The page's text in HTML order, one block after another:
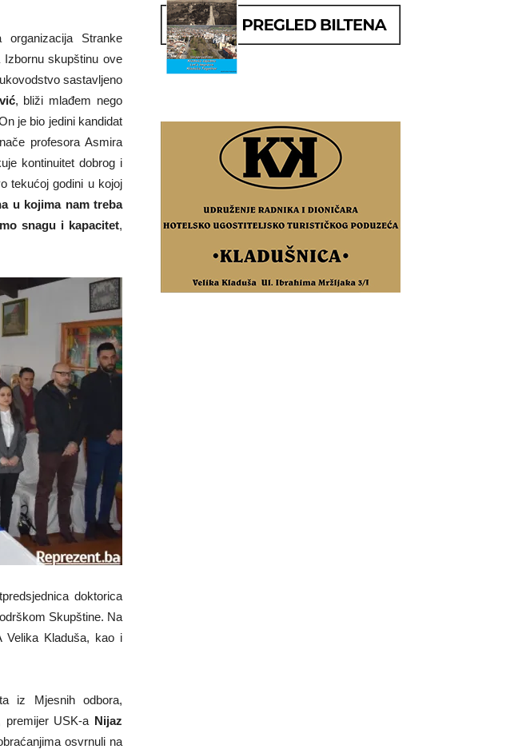
Stranke
skupštinu ove
sastavljeno
, bliži mlađem nego
je bio jedini kandidat
profesora Asmira
kontinuitet dobrog i
tekućoj godini u kojoj
u kojima nam treba
snagu i kapacitet,
doktorica
Skupštine. Na
Velika Kladuša, kao i
iz Mjesnih odbora,
premijer USK-a Nijaz
osvrnuli na